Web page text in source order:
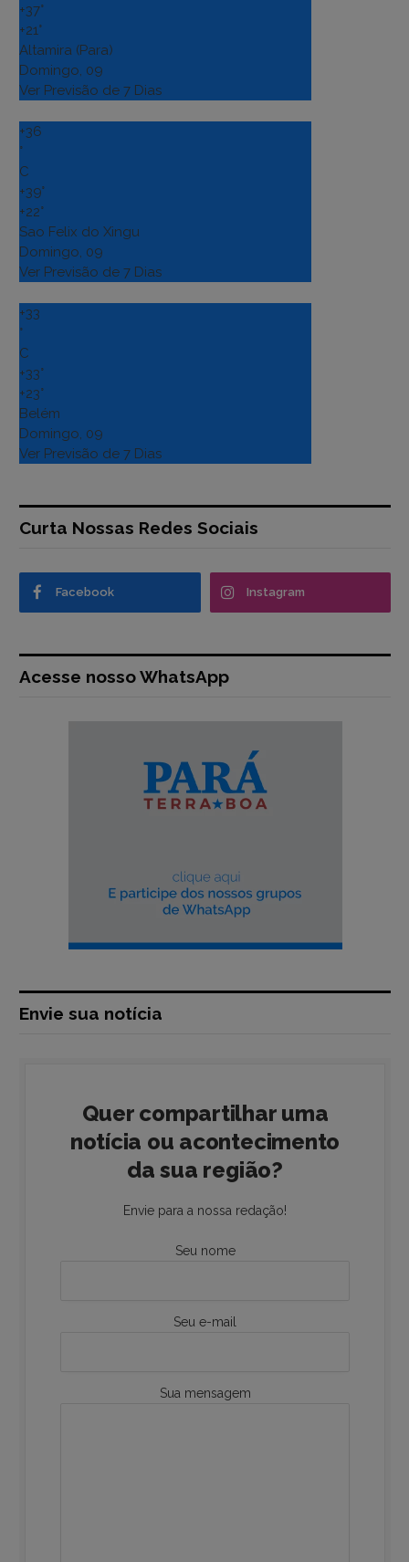
+37°
+21°
Altamira (Para)
Domingo, 09
Ver Previsão de 7 Dias
+36
°
C
+39°
+22°
Sao Felix do Xingu
Domingo, 09
Ver Previsão de 7 Dias
+33
°
C
+33°
+23°
Belém
Domingo, 09
Ver Previsão de 7 Dias
Curta Nossas Redes Sociais
Facebook Instagram
Acesse nosso WhatsApp
Envie sua notícia
Quer compartilhar uma
notícia ou acontecimento
da sua região?
Envie para a nossa redação!
Seu nome
Seu e-mail
Sua mensagem